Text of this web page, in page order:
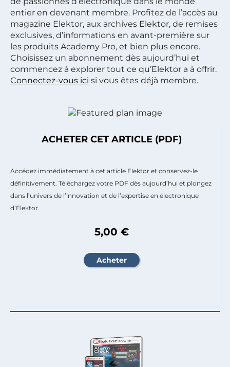
entier en devenant membre. Profitez de l’accès au
magazine Elektor, aux archives Elektor, de remises
exclusives, d’informations en avant-première sur
les produits Academy Pro, et bien plus encore.
Choisissez un abonnement dès aujourd’hui et
commencez à explorer tout ce qu’Elektor a à offrir.
Connectez-vous ici si vous êtes déjà membre.
ACHETER CET ARTICLE (PDF)
Accédez immédiatement à cet article Elektor et conservez-le
définitivement. Téléchargez votre PDF dès aujourd’hui et plongez
dans l’univers de l’innovation et de l’expertise en électronique
d’Elektor.
5,00 €